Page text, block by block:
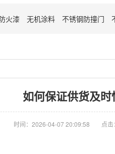
火漆 无机涂料 不锈钢防撞门
如何保证供货及时
时间：2026-04-07 20:09:58 点